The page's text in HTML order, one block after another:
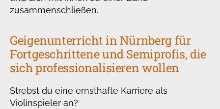
zusammenschließen.
Geigenunterricht in Nürnberg für
Fortgeschrittene und Semiprofis, die
sich professionalisieren wollen
Strebst du eine ernsthafte Karriere als
Violinspieler an?